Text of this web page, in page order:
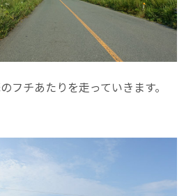
フチあたりを走っていきます。